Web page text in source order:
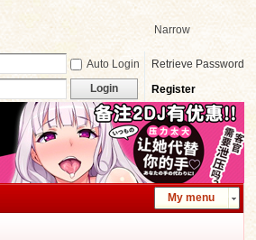
Narrow
Auto Login
Retrieve Password
Login Register
My menu